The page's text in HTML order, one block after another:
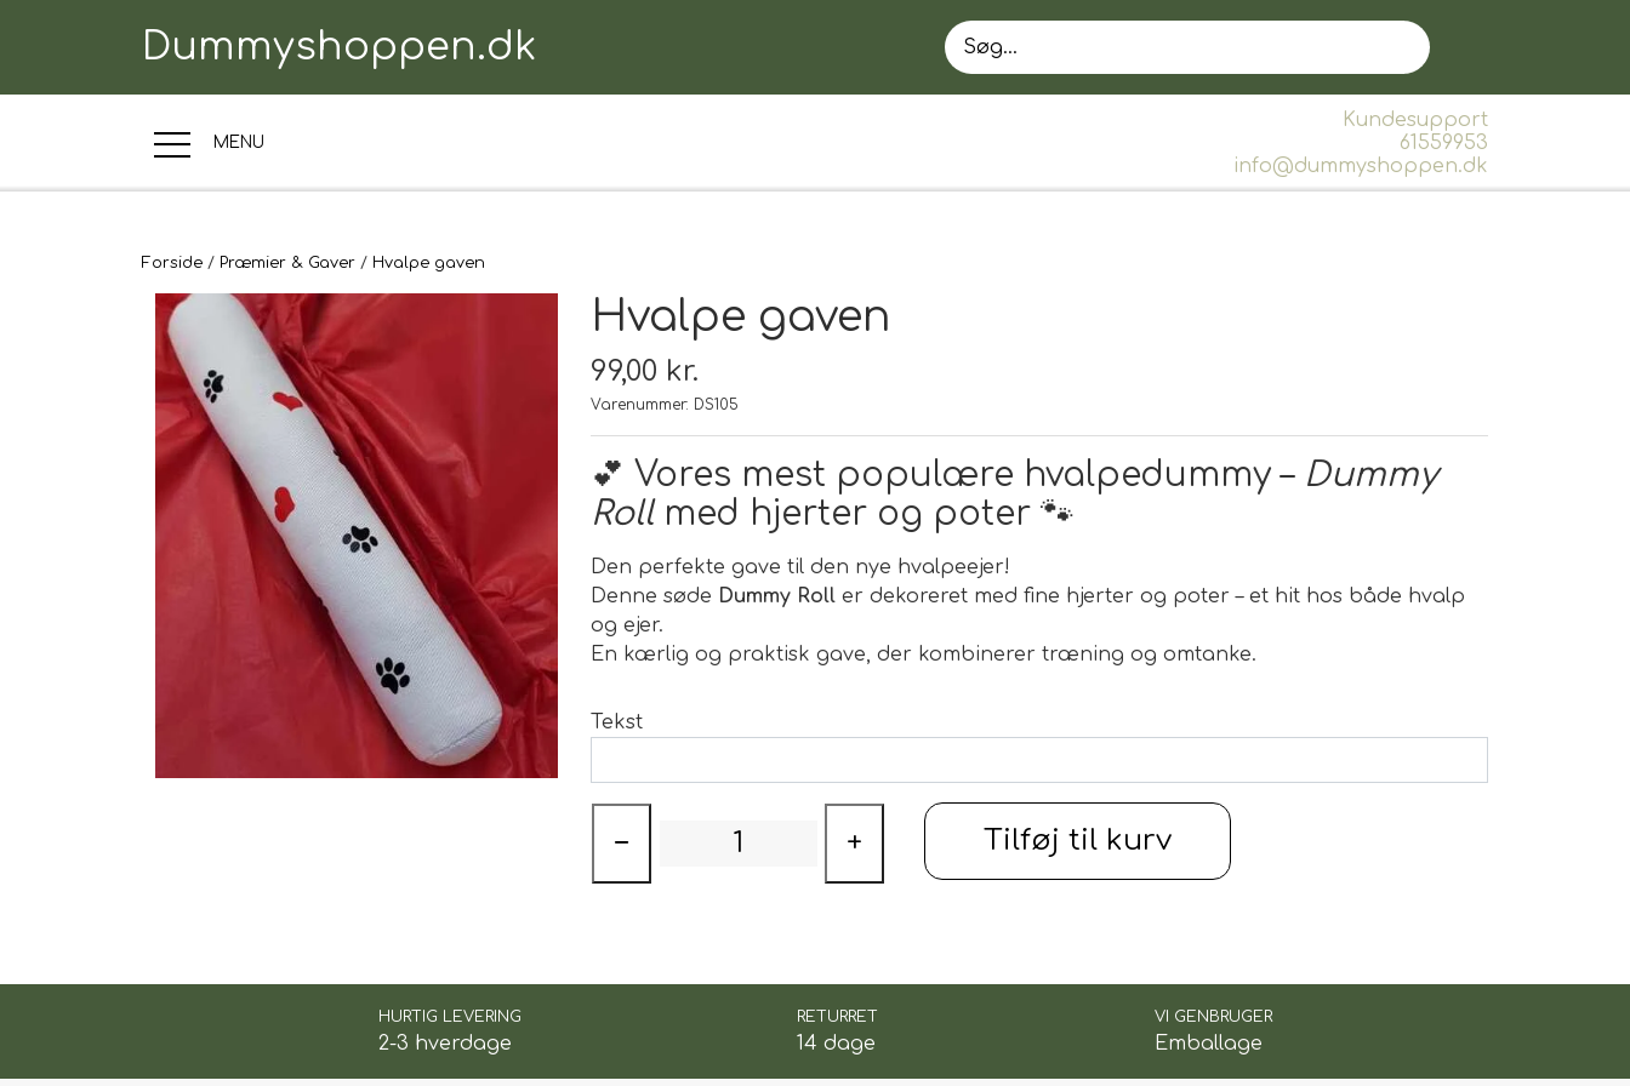
Dummyshoppen.dk
MENU
Kundesupport
61559953
info@dummyshoppen.dk
TRÆNINGSUDSTYR
TIL HUNDEN
TIL HUNDEFØREREN
TIL BILEN
FODER & FODER TILSKUD
PRÆMIER & GAVER
Forside Præmier & Gaver Hvalpe gaven
Hvalpe gaven
99,00 kr.
Varenummer: DS105
💕 Vores mest populære hvalpedummy – Dummy
Rollmed hjerter og poter 🐾
Den perfekte gave til den nye hvalpeejer!
Denne søde Dummy Roll er dekoreret med fine hjerter og poter – et hit hos både hvalp
og ejer.
En kærlig og praktisk gave, der kombinerer træning og omtanke.
Tekst
− + Tilføj til kurv
HURTIG LEVERING
2-3 hverdage
RETURRET
14 dage
VI GENBRUGER
Emballage